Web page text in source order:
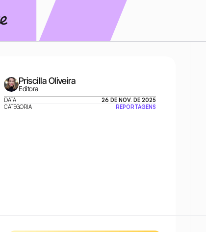
Priscilla Oliveira
Editora
DATA
26 DE NOV. DE 2025
CATEGORIA
REPORTAGENS